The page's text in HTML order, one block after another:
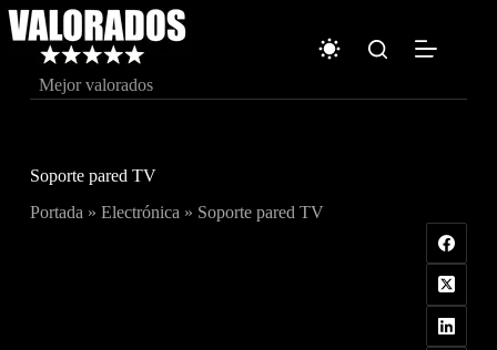
Saltar
al
contenido
Mejor valorados
Soporte pared TV
Portada » Electrónica » Soporte pared TV